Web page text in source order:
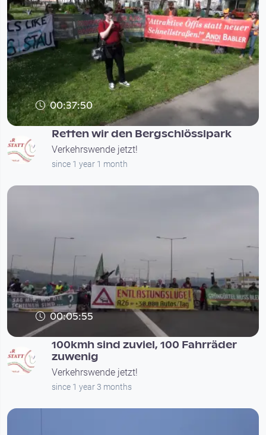
00:37:50
Retten wir den Bergschlösslpark
Verkehrswende jetzt!
since 1 year 1 month
00:05:55
100kmh sind zuviel, 100 Fahrräder
zuwenig
Verkehrswende jetzt!
since 1 year 3 months